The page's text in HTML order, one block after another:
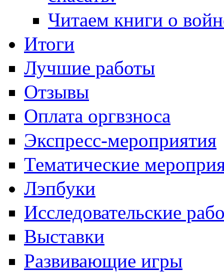
Читаем книги о
Итоги
Лучшие работы
Отзывы
Оплата оргвзноса
Экспресс-мероприятия
Тематические
Лэпбуки
Исследовательские
Выставки
Развивающие игры